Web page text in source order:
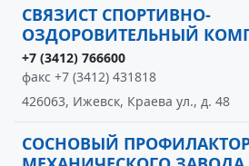
СВЯЗИСТ СПОРТИВНО-
ОЗДОРОВИТЕЛЬНЫЙ
+7 (3412) 766600
факс +7 (3412) 431818
426063, Ижевск, Краева ул., д. 48
СОСНОВЫЙ